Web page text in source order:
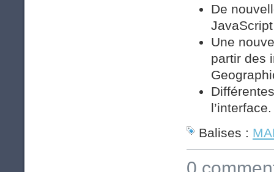
De
Une
partir des
l’interface.
Balises :